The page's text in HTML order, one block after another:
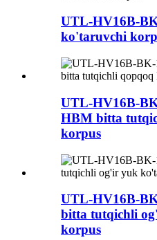
UTL-HV16B-
ko'taruvchi
UTL-HV16B-
HBM bitta
korpus
UTL-HV16B-
bitta tutqichli
korpus